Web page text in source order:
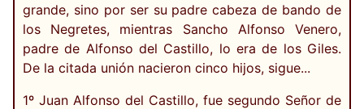
grande, sino por ser su padre cabeza de bando de
los Negretes, mientras Sancho Alfonso Venero,
padre de Alfonso del Castillo, lo era de los Giles.
De la citada unión nacieron cinco hijos, sigue...
1º Juan Alfonso del Castillo, fue segundo Señor de